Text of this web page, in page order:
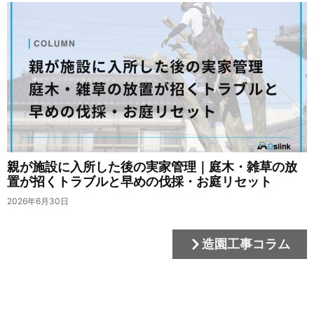
親が施設に入所した後の実家管理｜庭木・雑草の放
置が招くトラブルと早めの伐採・お庭リセット
2026年6月30日
造園工事コラム